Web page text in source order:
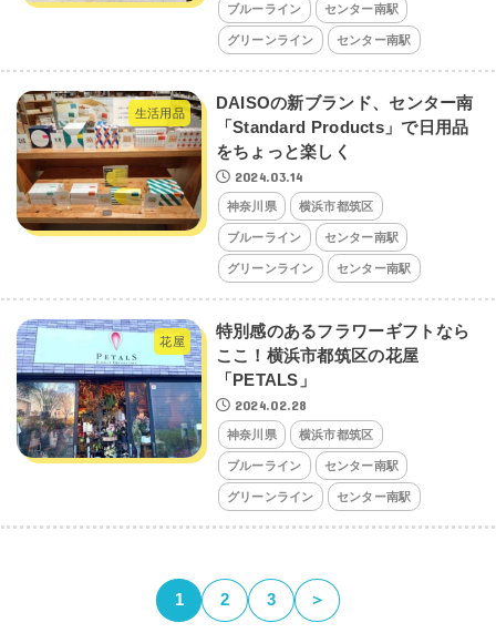
ブルーライン センター南駅
グリーンライン センター南駅
生活用品
DAISOの新ブランド、センター南
「Standard Products」で日用品
をちょっと楽しく
2024.03.14
神奈川県 横浜市都筑区
ブルーライン センター南駅
グリーンライン センター南駅
花屋
特別感のあるフラワーギフトなら
ここ！横浜市都筑区の花屋
「PETALS」
2024.02.28
神奈川県 横浜市都筑区
ブルーライン センター南駅
グリーンライン センター南駅
1 2 3 ＞